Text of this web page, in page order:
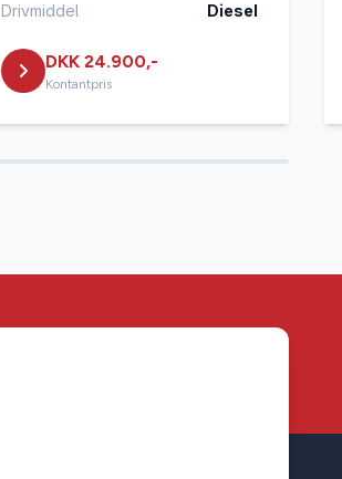
Drivmiddel Diesel
DKK 24.900,-
Kontantpris